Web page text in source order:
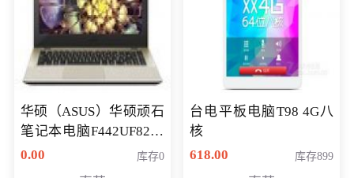
华硕（ASUS）华硕顽石
笔记本电脑F442UF8250
八代独显轻薄办公商务
0.00 库存0
台电平板电脑T98 4G八
核
618.00
库存899